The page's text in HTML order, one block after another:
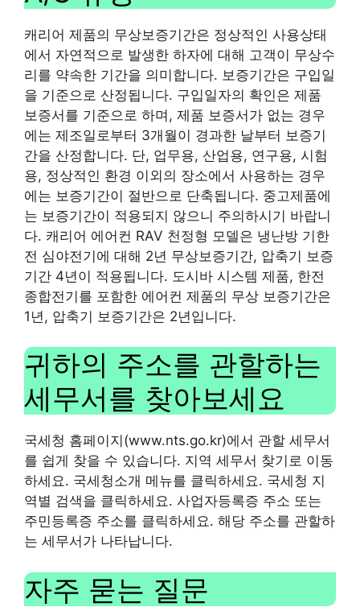
캐리어 제품의 무상보증기간은 정상적인 사용상태
에서 자연적으로 발생한 하자에 대해 고객이 무상수
리를 약속한 기간을 의미합니다. 보증기간은 구입일
을 기준으로 산정됩니다. 구입일자의 확인은 제품
보증서를 기준으로 하며, 제품 보증서가 없는 경우
에는 제조일로부터 3개월이 경과한 날부터 보증기
간을 산정합니다. 단, 업무용, 산업용, 연구용, 시험
용, 정상적인 환경 이외의 장소에서 사용하는 경우
에는 보증기간이 절반으로 단축됩니다. 중고제품에
는 보증기간이 적용되지 않으니 주의하시기 바랍니
다. 캐리어 에어컨 RAV 천정형 모델은 냉난방 기한
전 심야전기에 대해 2년 무상보증기간, 압축기 보증
기간 4년이 적용됩니다. 도시바 시스템 제품, 한전
종합전기를 포함한 에어컨 제품의 무상 보증기간은
1년, 압축기 보증기간은 2년입니다.
귀하의 주소를 관할하는
세무서를 찾아보세요
국세청 홈페이지(www.nts.go.kr)에서 관할 세무서
를 쉽게 찾을 수 있습니다. 지역 세무서 찾기로 이동
하세요. 국세청소개 메뉴를 클릭하세요. 국세청 지
역별 검색을 클릭하세요. 사업자등록증 주소 또는
주민등록증 주소를 클릭하세요. 해당 주소를 관할하
는 세무서가 나타납니다.
자주 묻는 질문